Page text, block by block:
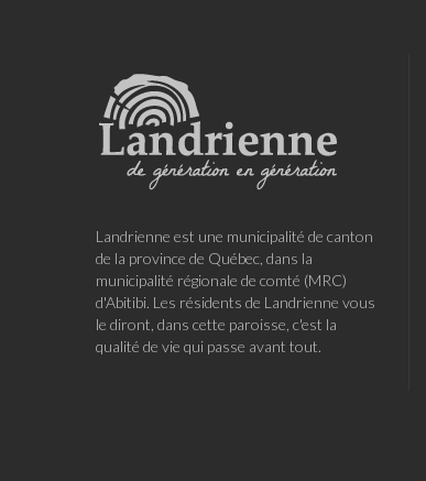
Landrienne est une municipalité de canton
de la province de Québec, dans la
municipalité régionale de comté (MRC)
d'Abitibi. Les résidents de Landrienne vous
le diront, dans cette paroisse, c'est la
qualité de vie qui passe avant tout.